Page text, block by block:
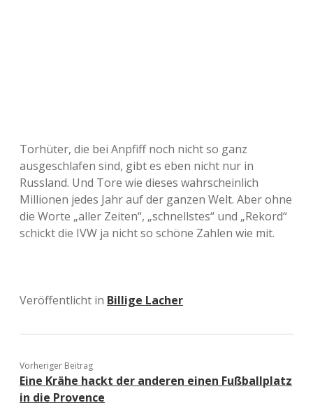
Torhüter, die bei Anpfiff noch nicht so ganz
ausgeschlafen sind, gibt es eben nicht nur in
Russland. Und Tore wie dieses wahrscheinlich
Millionen jedes Jahr auf der ganzen Welt. Aber ohne
die Worte „aller Zeiten“, „schnellstes“ und „Rekord“
schickt die IVW ja nicht so schöne Zahlen wie mit.
Veröffentlicht in Billige Lacher
Vorheriger Beitrag
Eine Krähe hackt der anderen einen Fußballplatz
in die Provence